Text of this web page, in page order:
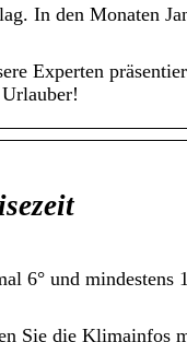
In den Monaten
Experten
6° und mindestens
Sie die Klimainfos